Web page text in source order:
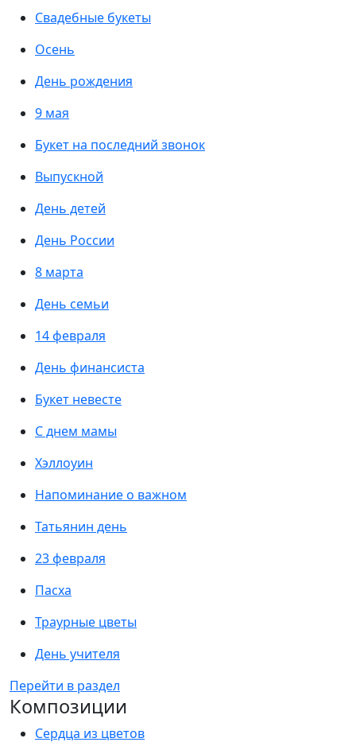
Свадебные букеты
Осень
День рождения
9 мая
Букет на последний звонок
Выпускной
День детей
День России
8 марта
День семьи
14 февраля
День финансиста
Букет невесте
С днем мамы
Хэллоуин
Напоминание о важном
Татьянин день
23 февраля
Пасха
Траурные цветы
День учителя
Перейти в раздел
Композиции
Сердца из цветов